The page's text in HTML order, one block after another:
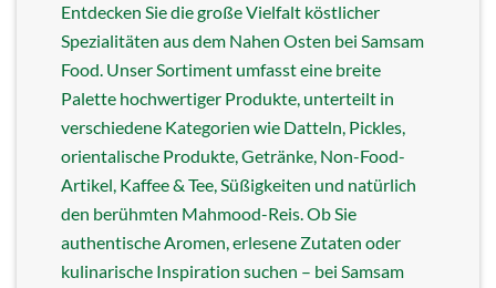
Entdecken Sie die große Vielfalt köstlicher
Spezialitäten aus dem Nahen Osten bei Samsam
Food. Unser Sortiment umfasst eine breite
Palette hochwertiger Produkte, unterteilt in
verschiedene Kategorien wie Datteln, Pickles,
orientalische Produkte, Getränke, Non-Food-
Artikel, Kaffee & Tee, Süßigkeiten und natürlich
den berühmten Mahmood-Reis. Ob Sie
authentische Aromen, erlesene Zutaten oder
kulinarische Inspiration suchen – bei Samsam